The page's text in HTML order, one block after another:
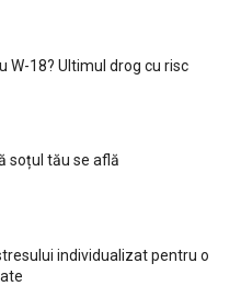
W-18? Ultimul drog cu risc
soțul tău se află
individualizat pentru o